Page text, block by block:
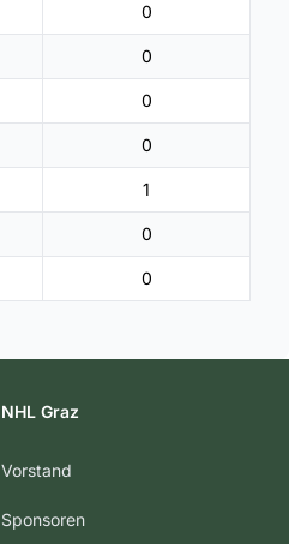
0
0
0
0
1
0
0
NHL Graz
Vorstand
Sponsoren